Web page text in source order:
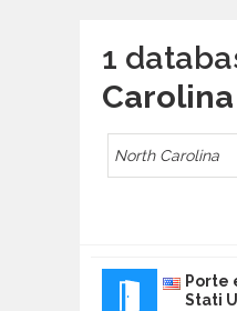
1
Carolina
North Carolina
Porte
Stati